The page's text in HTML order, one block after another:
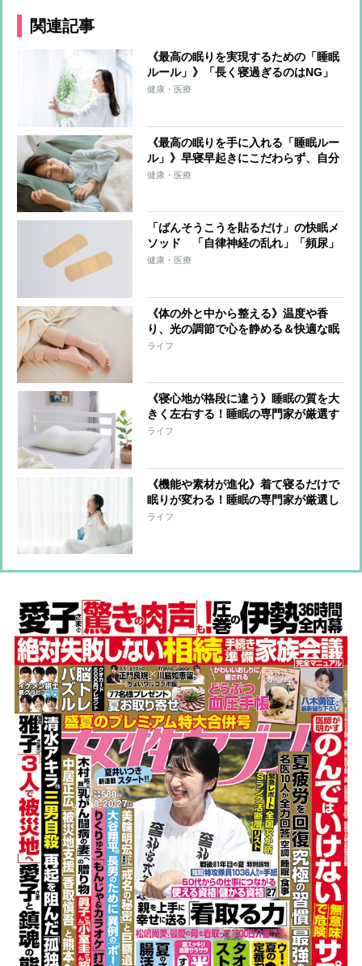
関連記事
《最高の眠りを実現するための「睡眠
ルール」》「長く寝過ぎるのはNG」
「夕食は就寝の2〜3時間前」「入浴は
健康・医療
《最高の眠りを手に入れる「睡眠ルー
ル」》早寝早起きにこだわらず、自分
に合ったリズムを選ぶことが重要 最
健康・医療
「ばんそうこうを貼るだけ」の快眠メ
ソッド 「自律神経の乱れ」「頻尿」
「歯ぎしり」など症状別の貼り方も紹
健康・医療
《体の外と中から整える》温度や香
り、光の調節で心を静める＆快適な眠
りへ導く！睡眠の専門家が選んだ快眠
ライフ
《寝心地が格段に違う》睡眠の質を大
きく左右する！睡眠の専門家が厳選す
る「枕＆パッド」4選
ライフ
《機能や素材が進化》着て寝るだけで
眠りが変わる！睡眠の専門家が厳選し
たリカバリー系ウェア6選
ライフ